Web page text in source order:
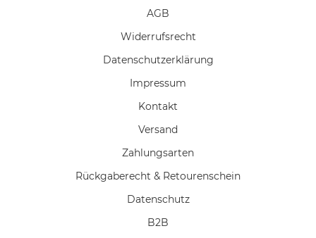
AGB
Widerrufs­recht
Daten­schutz­erklärung
Impressum
Kontakt
Versand
Zahlungsarten
Rückgaberecht & Retourenschein
Datenschutz
B2B